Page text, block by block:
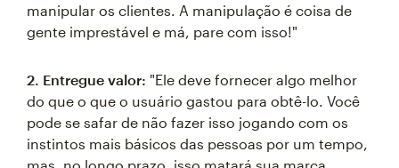
manipular os clientes. A manipulação é coisa de
gente imprestável e má, pare com isso!"
2. Entregue valor: "Ele deve fornecer algo melhor
do que o que o usuário gastou para obtê-lo. Você
pode se safar de não fazer isso jogando com os
instintos mais básicos das pessoas por um tempo,
mas, no longo prazo, isso matará sua marca.